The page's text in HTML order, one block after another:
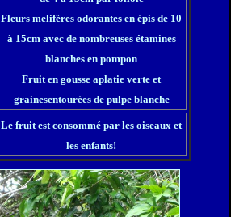
Fleurs melifères odorantes en épis de 10
à 15cm avec de nombreuses étamines
blanches en pompon
Fruit en gousse aplatie verte et
grainesentourées de pulpe blanche
Le fruit est consommé par les oiseaux et
les enfants!